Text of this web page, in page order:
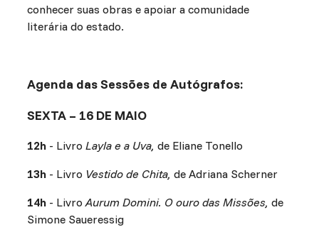
conhecer suas obras e apoiar a comunidade
literária do estado.
Agenda das Sessões de Autógrafos:
SEXTA – 16 DE MAIO
12h - Livro Layla e a Uva, de Eliane Tonello
13h - Livro Vestido de Chita, de Adriana Scherner
14h- Livro Aurum Domini. O ouro das Missões, de
Simone Saueressig